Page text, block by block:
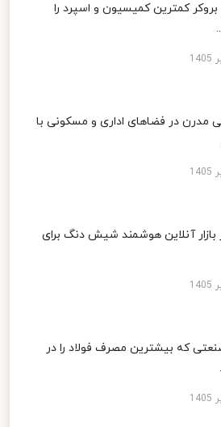
کمترین کمیسیون و اسپرد را
مدرن در فضاهای اداری و مسکونی با
آنلاین هوشمند شیش دنگ برای
که بیشترین مصرف فولاد را در